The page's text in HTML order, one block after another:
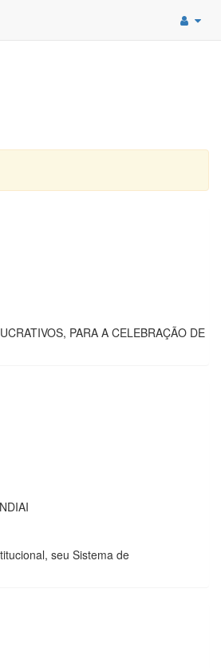
PARA A CELEBRAÇÃO DE
seu Sistema de